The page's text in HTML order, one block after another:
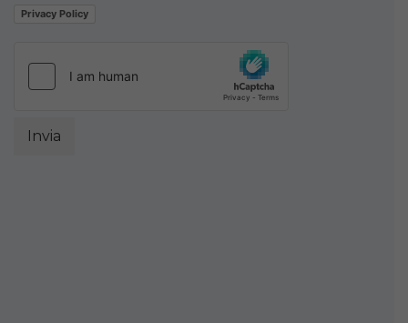
Privacy Policy
Invia